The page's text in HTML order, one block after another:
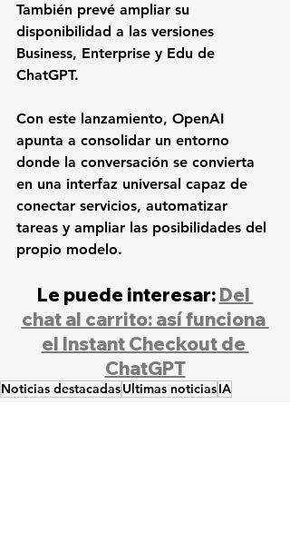
También prevé ampliar su
disponibilidad a las versiones
Business, Enterprise y Edu de
ChatGPT.
Con este lanzamiento, OpenAI
apunta a consolidar un entorno
donde la conversación se convierta
en una interfaz universal capaz de
conectar servicios, automatizar
tareas y ampliar las posibilidades del
propio modelo.
Le puede interesar: Del
chat al carrito: así funciona
el Instant Checkout de
ChatGPT
Noticias destacadasUltimas noticiasIA